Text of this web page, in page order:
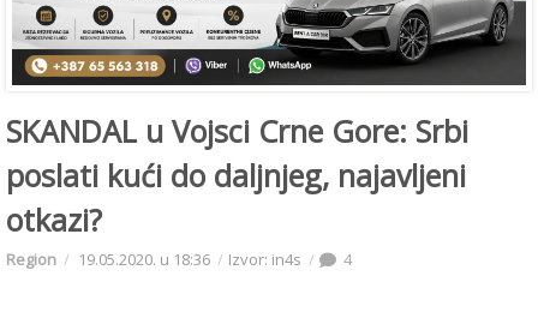
SKANDAL u Vojsci Crne Gore: Srbi
poslati kući do daljnjeg, najavljeni
otkazi?
Region 19.05.2020. u 18:36 Izvor: in4s 4